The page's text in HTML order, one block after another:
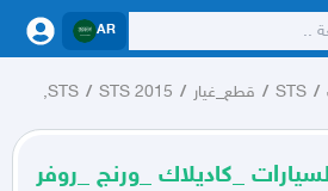
AR
/
STS
/ قطع_غيار /
STS 2015
/
STS,
_كاديلاك _ورنج _روفر